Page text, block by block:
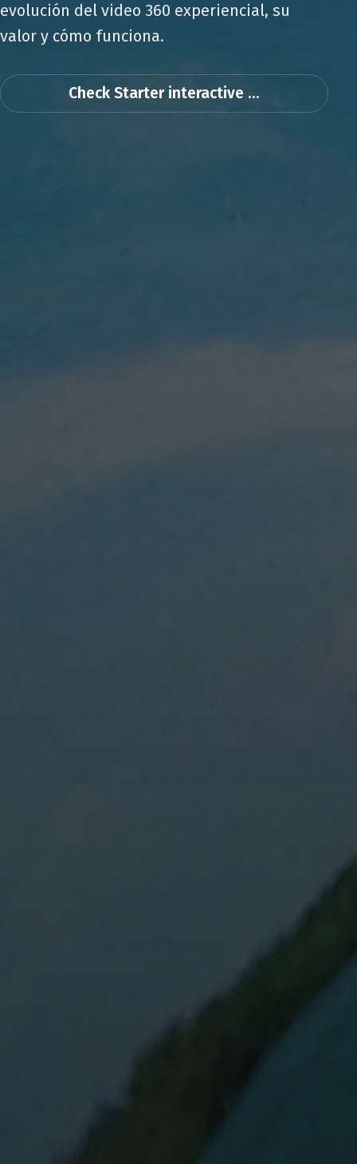
evolución del video 360 experiencial, su
valor y cómo funciona.
Check Starter interactive ...